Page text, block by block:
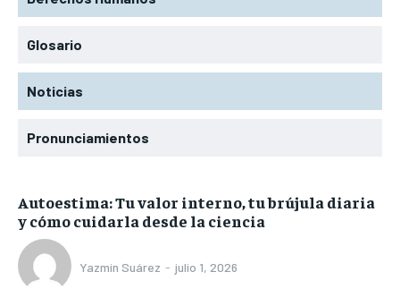
Glosario
Noticias
Pronunciamientos
Autoestima: Tu valor interno, tu brújula diaria
y cómo cuidarla desde la ciencia
Yazmin Suárez - julio 1, 2026